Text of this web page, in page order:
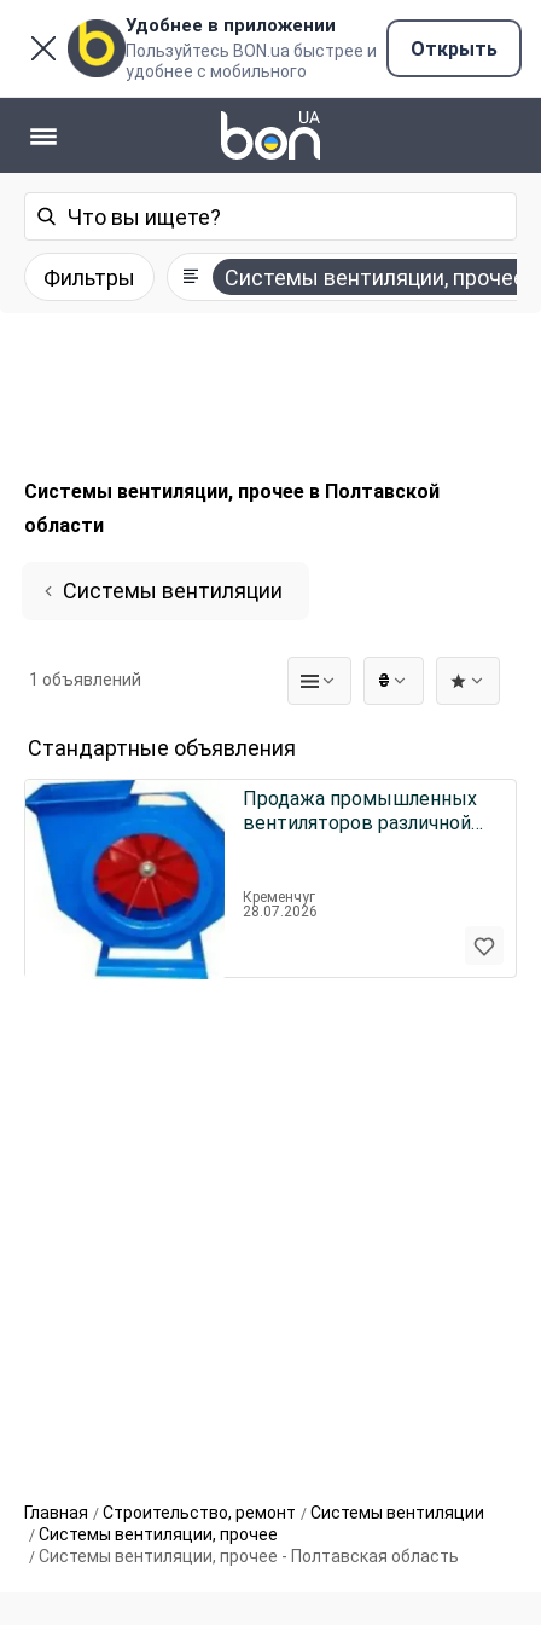
Удобнее в приложении
Пользуйтесь BON.ua быстрее и
удобнее с мобильного
Открыть
Фильтры Системы вентиляции, прочее
Системы вентиляции, прочее в Полтавской
области
Системы вентиляции
₴
1 объявлений
Стандартные объявления
Продажа промышленных
вентиляторов различной
Кременчуг
28.07.2026
Главная Строительство, ремонт
Системы вентиляции
Системы вентиляции, прочее
Системы вентиляции, прочее - Полтавская область